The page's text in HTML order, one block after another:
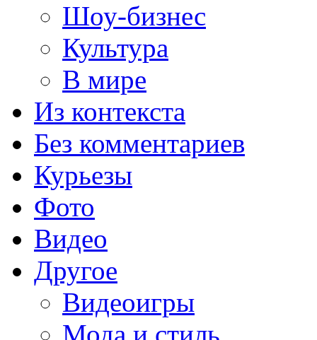
Шоу-бизнес
Культура
В мире
Из контекста
Без комментариев
Курьезы
Фото
Видео
Другое
Видеоигры